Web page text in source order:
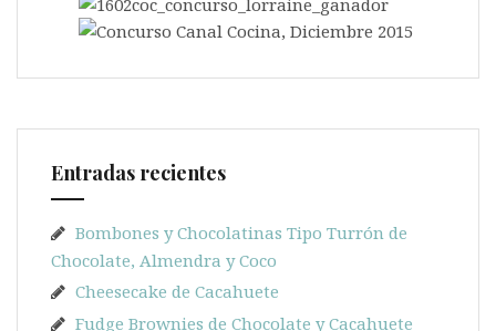
Entradas recientes
Bombones y Chocolatinas Tipo Turrón de
Chocolate, Almendra y Coco
Cheesecake de Cacahuete
Fudge Brownies de Chocolate y Cacahuete